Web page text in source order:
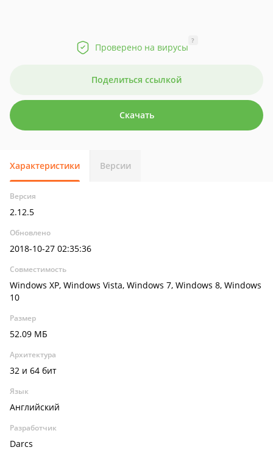
Проверено на вирусы
?
Поделиться ссылкой
Скачать
Характеристики Версии
Версия
2.12.5
Обновлено
2018-10-27 02:35:36
Совместимость
Windows XP, Windows Vista, Windows 7, Windows 8, Windows
10
Размер
52.09 МБ
Архитектура
32 и 64 бит
Язык
Английский
Разработчик
Darcs